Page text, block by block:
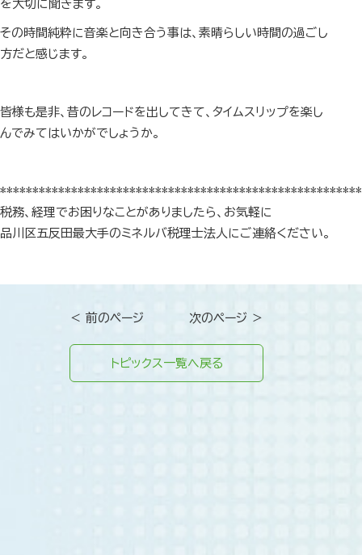
を大切に聞きます。
その時間純粋に音楽と向き合う事は、素晴らしい時間の過ごし
方だと感じます。
皆様も是非、昔のレコードを出してきて、タイムスリップを楽し
んでみてはいかがでしょうか。
税務、経理でお困りなことがありましたら、お気軽に
品川区五反田最大手のミネルバ税理士法人にご連絡ください。
＜ 前のページ 次のページ ＞
トピックス一覧へ戻る